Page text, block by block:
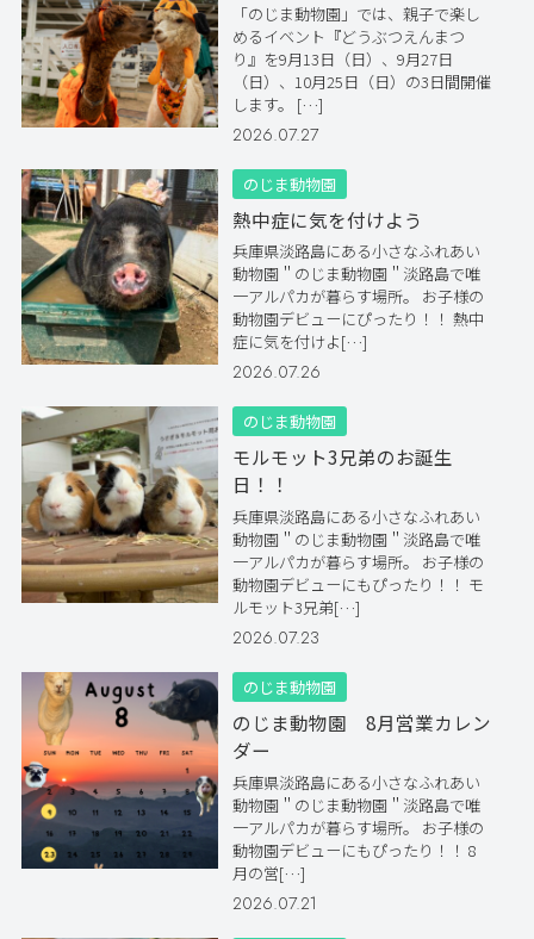
「のじま動物園」では、親子で楽し
めるイベント『どうぶつえんまつ
り』を9月13日（日）、9月27日
（日）、10月25日（日）の3日間開催
します。 […]
2026.07.27
のじま動物園
熱中症に気を付けよう
兵庫県淡路島にある小さなふれあい
動物園＂のじま動物園＂淡路島で唯
一アルパカが暮らす場所。 お子様の
動物園デビューにぴったり！！ 熱中
症に気を付けよ[…]
2026.07.26
のじま動物園
モルモット3兄弟のお誕生
日！！
兵庫県淡路島にある小さなふれあい
動物園＂のじま動物園＂淡路島で唯
一アルパカが暮らす場所。 お子様の
動物園デビューにもぴったり！！ モ
ルモット3兄弟[…]
2026.07.23
のじま動物園
のじま動物園 8月営業カレン
ダー
兵庫県淡路島にある小さなふれあい
動物園＂のじま動物園＂淡路島で唯
一アルパカが暮らす場所。 お子様の
動物園デビューにもぴったり！！ 8
月の営[…]
2026.07.21